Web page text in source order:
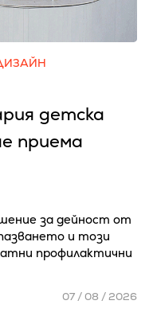
детска
приема
за дейност от
и този
профилактични
07 / 08 / 2026